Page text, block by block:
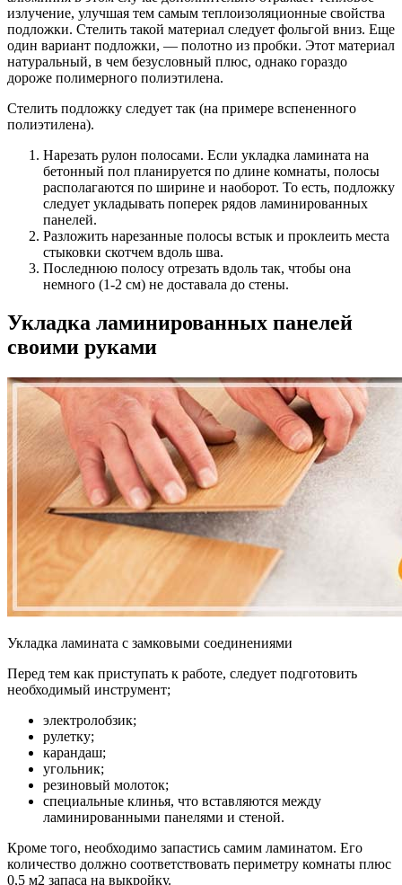
излучение, улучшая тем самым теплоизоляционные свойства
подложки. Стелить такой материал следует фольгой вниз. Еще
один вариант подложки, — полотно из пробки. Этот материал
натуральный, в чем безусловный плюс, однако гораздо
дороже полимерного полиэтилена.
Стелить подложку следует так (на примере вспененного
полиэтилена).
Нарезать рулон полосами. Если укладка ламината на
бетонный пол планируется по длине комнаты, полосы
располагаются по ширине и наоборот. То есть, подложку
следует укладывать поперек рядов ламинированных
панелей.
Разложить нарезанные полосы встык и проклеить места
стыковки скотчем вдоль шва.
Последнюю полосу отрезать вдоль так, чтобы она
немного (1-2 см) не доставала до стены.
Укладка ламинированных панелей
своими руками
Укладка ламината с замковыми соединениями
Перед тем как приступать к работе, следует подготовить
необходимый инструмент;
электролобзик;
рулетку;
карандаш;
угольник;
резиновый молоток;
специальные клинья, что вставляются между
ламинированными панелями и стеной.
Кроме того, необходимо запастись самим ламинатом. Его
количество должно соответствовать периметру комнаты плюс
0,5 м2 запаса на выкройку.